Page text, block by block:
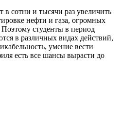
сотни и тысячи раз увеличить
нефти и газа, огромных
студенты в период
в различных видах действий,
умение вести
есть все шансы вырасти до